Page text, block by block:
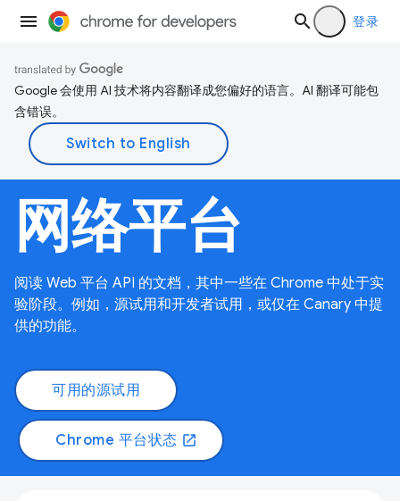
登录
Google 会使用 AI 技术将内容翻译成您偏好的语言。AI 翻译可能包
含错误。
网络平台
阅读 Web 平台 API 的文档，其中一些在 Chrome 中处于实
验阶段。例如，源试用和开发者试用，或仅在 Canary 中提
供的功能。
可用的源试用
Chrome 平台状态 open_in_new